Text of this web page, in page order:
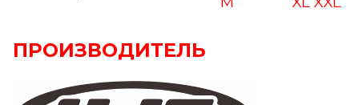
ПРОИЗВОДИТЕЛЬ